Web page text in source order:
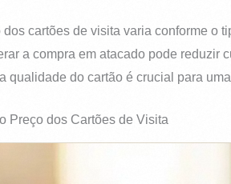
dos cartões de visita varia conforme o
a compra em atacado pode reduzir
qualidade do cartão é crucial para
Preço dos Cartões de Visita